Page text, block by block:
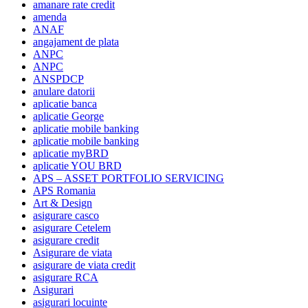
amanare rate credit
amenda
ANAF
angajament de plata
ANPC
ANPC
ANSPDCP
anulare datorii
aplicatie banca
aplicatie George
aplicatie mobile banking
aplicatie mobile banking
aplicatie myBRD
aplicatie YOU BRD
APS – ASSET PORTFOLIO SERVICING
APS Romania
Art & Design
asigurare casco
asigurare Cetelem
asigurare credit
Asigurare de viata
asigurare de viata credit
asigurare RCA
Asigurari
asigurari locuinte